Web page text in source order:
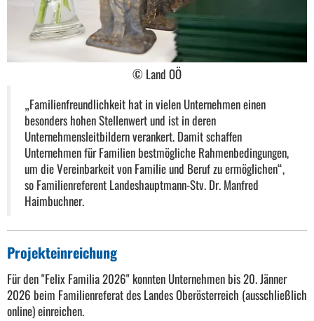
© Land OÖ
„Familienfreundlichkeit hat in vielen Unternehmen einen
besonders hohen Stellenwert und ist in deren
Unternehmensleitbildern verankert. Damit schaffen
Unternehmen für Familien bestmögliche Rahmenbedingungen,
um die Vereinbarkeit von Familie und Beruf zu ermöglichen“,
so Familienreferent Landeshauptmann-Stv. Dr. Manfred
Haimbuchner.
Projekteinreichung
Für den "Felix Familia 2026" konnten Unternehmen bis 20. Jänner
2026 beim Familienreferat des Landes Oberösterreich (ausschließlich
online) einreichen.